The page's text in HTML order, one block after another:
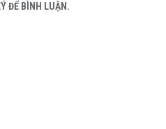
ĐỂ BÌNH LUẬN.